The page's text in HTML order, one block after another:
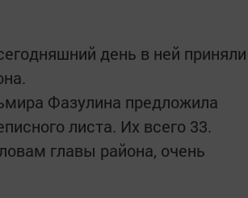
день в ней приняли
Фазулина предложила
листа. Их всего 33.
главы района, очень